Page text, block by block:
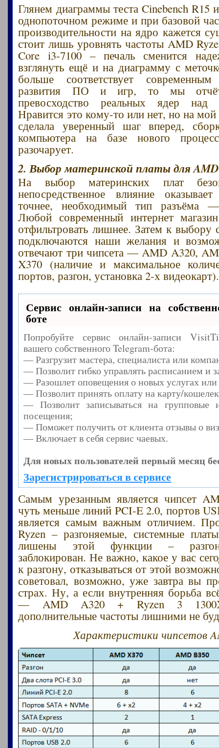
Глянем диаграммы теста Cinebench
однопоточном режиме и при базовой
производительности на ядро кажется
стоит лишь уровнять частоты AMD
Core i3-7100 – печаль сменится
взглянуть ещё и на диаграмму с
больше соответствует современным
развития ПО и игр, то мы
превосходство реальных ядер над
Нравится это кому-то или нет, но на
сделала уверенный шаг вперед,
компьютера на базе нового
разочарует.
2. Выбор материнской платы для AMD
На выбор материнских плат
непосредственное влияние
точнее, необходимый тип разъёма
Любой современный интернет
отфильтровать лишнее. Затем к выбору
подключаются наши желания и
отвечают три чипсета — AMD A320,
X370 (наличие и максимальное
портов, разгон, установка 2-х видеокарт).
Сервис онлайн-записи на
боте
Попробуйте сервис онлайн-записи
вашего собственного Telegram-бота:
— Разгрузит мастера, специалиста или
— Позволит гибко управлять расписанием и
— Разошлет оповещения о новых услугах
— Позволит принять оплату на карту/
— Позволит записываться на групповые
посещения;
— Поможет получить от клиента отзывы о
— Включает в себя сервис чаевых.
Для новых пользователей первый месяц
Зарегистрироваться в сервисе
Самым урезанным является чипсет
чуть меньше линий PCI-E 2.0, портов
является самым важным отличием.
Ryzen – разгоняемые, системные
лишены этой функции – разгон
заблокирован. Не важно, какое у вас
к разгону, отказываться от этой
советовал, возможно, уже завтра вы
страх. Ну, а если внутренняя борьба
— AMD A320 + Ryzen 3 1300X
дополнительные частоты лишними не
Характеристики чипсетов